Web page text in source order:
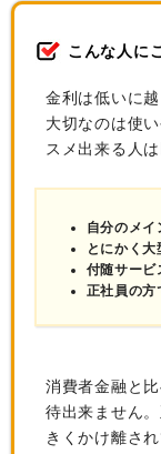
こんな人に
金利は低いに
大切なのは使
スメ出来る人
自分のメイ
とにかく
付随サービ
正社員の方
消費者金融と
待出来ません
きくかけ離さ